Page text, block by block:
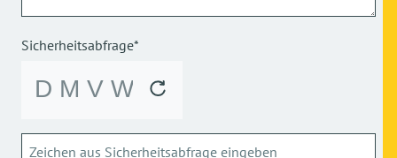
Sicherheitsabfrage*